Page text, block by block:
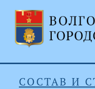
СОСТАВ И